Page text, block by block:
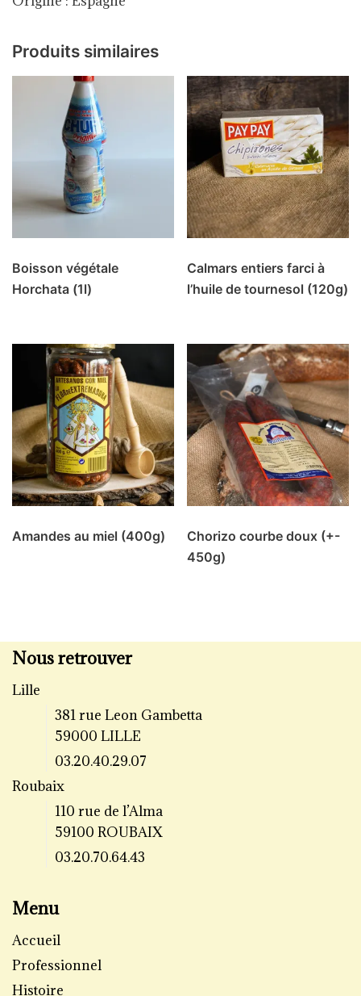
Produits similaires
Boisson végétale
Horchata (1l)
Calmars entiers farci à
l’huile de tournesol (120g)
Amandes au miel (400g)
Chorizo courbe doux (+-
450g)
Nous retrouver
Lille
381 rue Leon Gambetta
59000 LILLE
03.20.40.29.07
Roubaix
110 rue de l’Alma
59100 ROUBAIX
03.20.70.64.43
Menu
Accueil
Professionnel
Histoire